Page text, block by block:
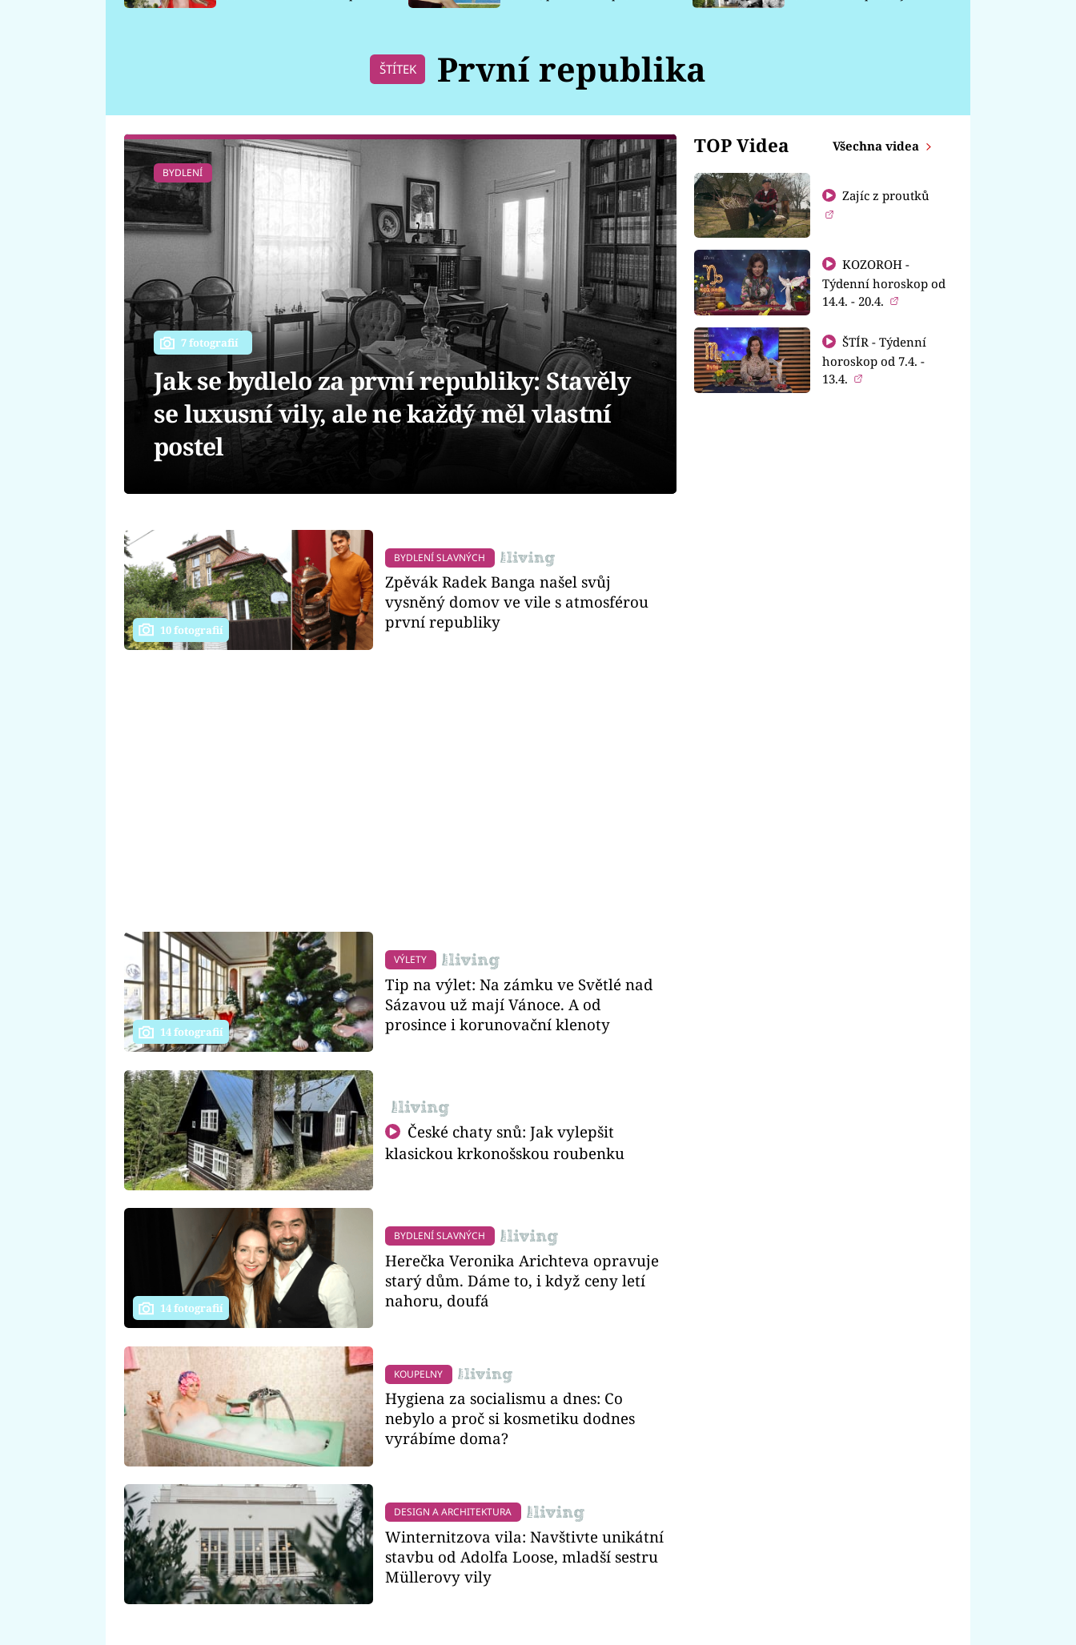
ŠTÍTEK První republika
TOP Videa Všechna videa
Zajíc z proutků
KOZOROH -
Týdenní horoskop od
14.4. - 20.4.
ŠTÍR - Týdenní
horoskop od 7.4. -
13.4.
BYDLENÍ
7 fotografií
Jak se bydlelo za první republiky: Stavěly
se luxusní vily, ale ne každý měl vlastní
postel
10 fotografií
BYDLENÍ SLAVNÝCH
Zpěvák Radek Banga našel svůj
vysněný domov ve vile s atmosférou
první republiky
14 fotografií
VÝLETY
Tip na výlet: Na zámku ve Světlé nad
Sázavou už mají Vánoce. A od
prosince i korunovační klenoty
České chaty snů: Jak vylepšit
klasickou krkonošskou roubenku
14 fotografií
BYDLENÍ SLAVNÝCH
Herečka Veronika Arichteva opravuje
starý dům. Dáme to, i když ceny letí
nahoru, doufá
KOUPELNY
Hygiena za socialismu a dnes: Co
nebylo a proč si kosmetiku dodnes
vyrábíme doma?
DESIGN A ARCHITEKTURA
Winternitzova vila: Navštivte unikátní
stavbu od Adolfa Loose, mladší sestru
Müllerovy vily